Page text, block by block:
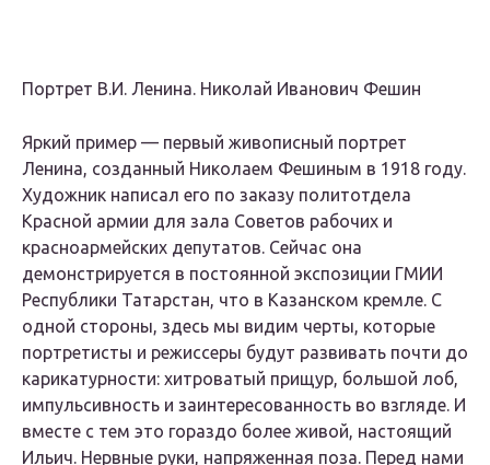
Портрет В.И. Ленина. Николай Иванович Фешин
Яркий пример — первый живописный портрет
Ленина, созданный Николаем Фешиным в 1918 году.
Художник написал его по заказу политотдела
Красной армии для зала Советов рабочих и
красноармейских депутатов. Сейчас она
демонстрируется в постоянной экспозиции ГМИИ
Республики Татарстан, что в Казанском кремле. С
одной стороны, здесь мы видим черты, которые
портретисты и режиссеры будут развивать почти до
карикатурности: хитроватый прищур, большой лоб,
импульсивность и заинтересованность во взгляде. И
вместе с тем это гораздо более живой, настоящий
Ильич. Нервные руки, напряженная поза. Перед нами